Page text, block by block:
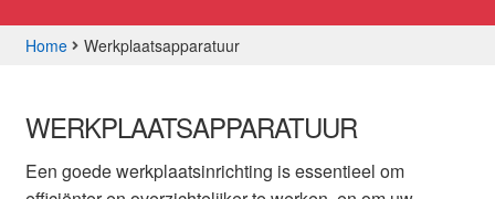
Aanbiedingen
Home Werkplaatsapparatuur
WERKPLAATSAPPARATUUR
Een goede werkplaatsinrichting is essentieel om